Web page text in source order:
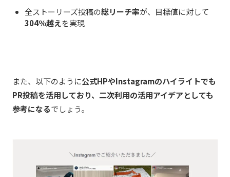
全ストーリーズ投稿の総リーチ率が、目標値に対して
304％越えを実現
また、以下のように公式HPやInstagramのハイライトでも
PR投稿を活用しており、二次利用の活用アイデアとしても
参考になるでしょう。